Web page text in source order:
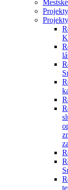
Projekty
Projekty